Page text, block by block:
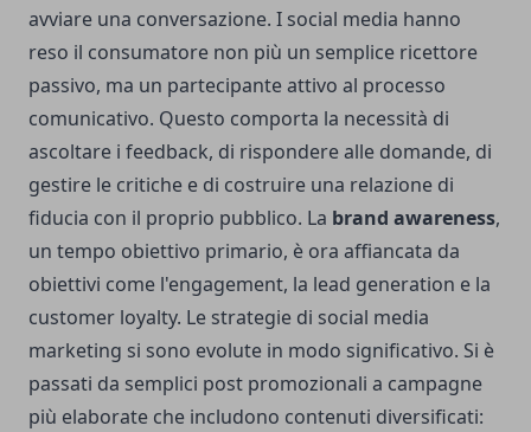
avviare una conversazione. I social media hanno
reso il consumatore non più un semplice ricettore
passivo, ma un partecipante attivo al processo
comunicativo. Questo comporta la necessità di
ascoltare i feedback, di rispondere alle domande, di
gestire le critiche e di costruire una relazione di
fiducia con il proprio pubblico. La brand awareness,
un tempo obiettivo primario, è ora affiancata da
obiettivi come l'engagement, la lead generation e la
customer loyalty. Le strategie di social media
marketing si sono evolute in modo significativo. Si è
passati da semplici post promozionali a campagne
più elaborate che includono contenuti diversificati: